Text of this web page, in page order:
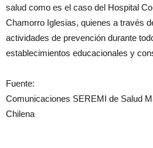
salud como es el caso del Hospital
Chamorro Iglesias, quienes a través
actividades de prevención durante
establecimientos educacionales y
Fuente:
Comunicaciones SEREMI de Salud
Chilena